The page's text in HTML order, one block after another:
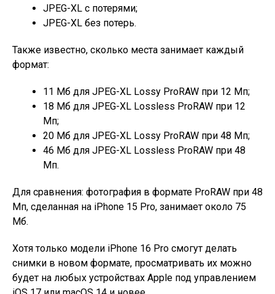
JPEG-XL с потерями;
JPEG-XL без потерь.
Также известно, сколько места занимает каждый
формат:
11 Мб для JPEG-XL Lossy ProRAW при 12 Мп;
18 Мб для JPEG-XL Lossless ProRAW при 12
Мп;
20 Мб для JPEG-XL Lossy ProRAW при 48 Мп;
46 Мб для JPEG-XL Lossless ProRAW при 48
Мп.
Для сравнения: фотография в формате ProRAW при 48
Мп, сделанная на iPhone 15 Pro, занимает около 75
Мб.
Хотя только модели iPhone 16 Pro смогут делать
снимки в новом формате, просматривать их можно
будет на любых устройствах Apple под управлением